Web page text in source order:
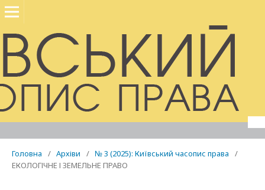
Головна / Архіви / № 3 (2025): Київський часопис права
/
ЕКОЛОГІЧНЕ І ЗЕМЕЛЬНЕ ПРАВО